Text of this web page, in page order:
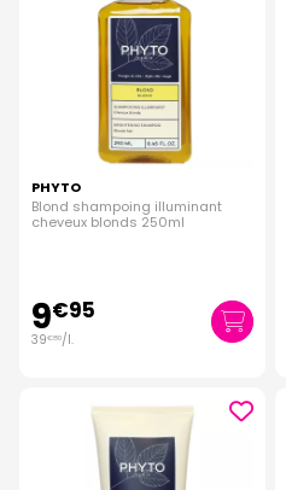
PHYTO
Blond shampoing illuminant
cheveux blonds 250ml
9€95
39€80/l.